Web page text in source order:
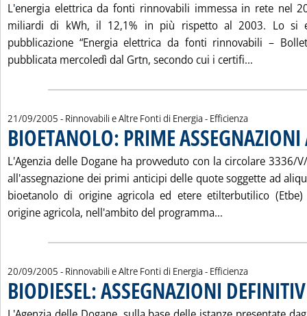
L'energia elettrica da fonti rinnovabili immessa in rete nel
miliardi di kWh, il 12,1% in più rispetto al 2003. Lo si
pubblicazione “Energia elettrica da fonti rinnovabili –
pubblicata mercoledì dal Grtn, secondo cui i certifi...
21/09/2005 - Rinnovabili e Altre Fonti di Energia - Efficienza
BIOETANOLO: PRIME ASSEGNAZIONI
L'Agenzia delle Dogane ha provveduto con la circolare 3336/
all'assegnazione dei primi anticipi delle quote soggette ad
bioetanolo di origine agricola ed etere etilterbutilico
origine agricola, nell'ambito del programma...
20/09/2005 - Rinnovabili e Altre Fonti di Energia - Efficienza
BIODIESEL: ASSEGNAZIONI